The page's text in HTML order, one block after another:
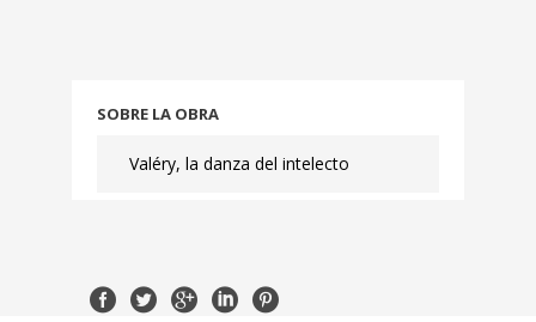
SOBRE LA OBRA
Valéry, la danza del intelecto